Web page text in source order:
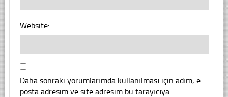
Website:
Daha sonraki yorumlarımda kullanılması için adım, e-
posta adresim ve site adresim bu tarayıcıya